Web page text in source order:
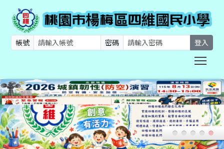
帳號 密碼 登入